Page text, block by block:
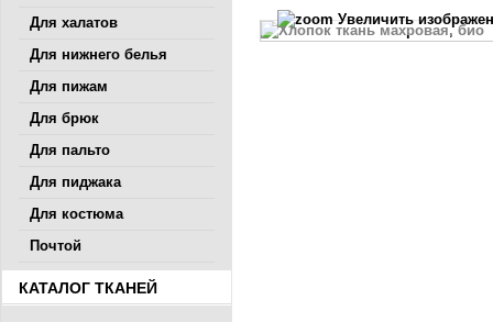
Увеличить
Для халатов
Для нижнего белья
Для пижам
Для брюк
Для пальто
Для пиджака
Для костюма
Почтой
КАТАЛОГ ТКАНЕЙ